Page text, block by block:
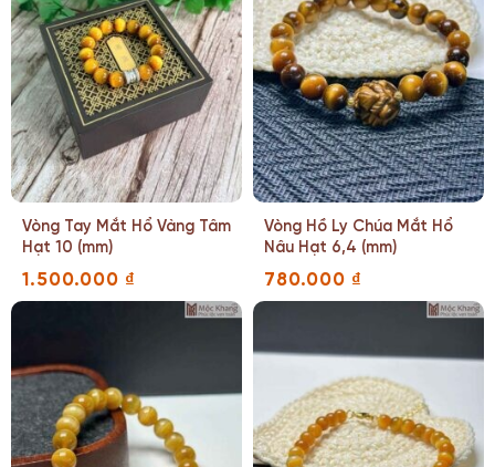
Vòng Tay Mắt Hổ Vàng Tâm
Hạt 10 (mm)
1.500.000 ₫
Vòng Hồ Ly Chúa Mắt Hổ
Nâu Hạt 6,4 (mm)
780.000 ₫